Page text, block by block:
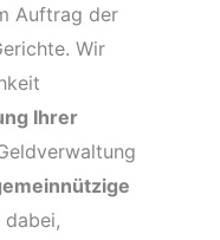
Auftrag der
Wir
Ihrer